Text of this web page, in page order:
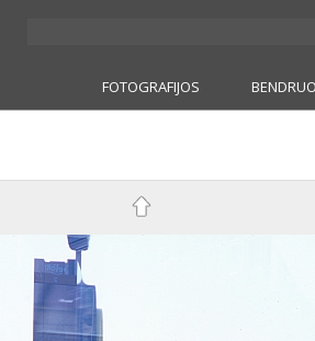
FOTOGRAFIJOS